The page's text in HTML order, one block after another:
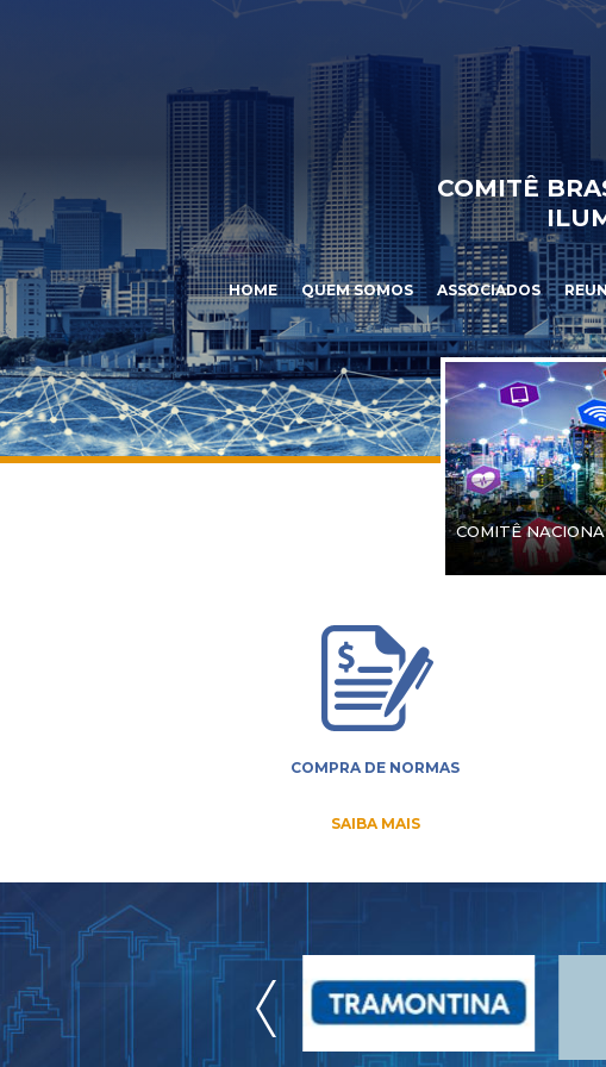
COMITÊ
HOME QUEM SOMOS ASSOCIADOS
COMITÊ
COMPRA DE NORMAS
SAIBA MAIS